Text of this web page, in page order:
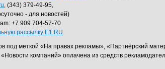
, (343) 379-49-95,
- для новостей)
+7 909 704-57-70
рассылку E1.RU
под меткой «На правах рекламы», «Партнёрский
компаний» оплачена из средств